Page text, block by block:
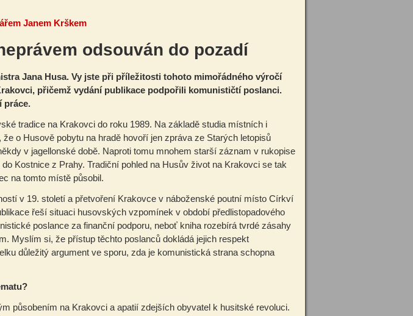
Janem Krškem
odsouván do pozadí
Jana Husa. Vy jste při příležitosti tohoto mimořádného výročí
přičemž vydání publikace podpořili komunističtí poslanci.
práce.
tradice na Krakovci do roku 1989. Na základě studia místních i
o Husově pobytu na hradě hovoří jen zpráva ze Starých letopisů
v jagellonské době. Naproti tomu mnohem starší záznam v rukopise
Kostnice z Prahy. Tradiční pohled na Husův život na Krakovci se tak
na tomto místě působil.
v 19. století a přetvoření Krakovce v náboženské poutní místo Církví
řeší situaci husovských vzpomínek v období předlistopadového
poslance za finanční podporu, neboť kniha rozebírá tvrdé zásahy
Myslím si, že přístup těchto poslanců dokládá jejich respekt
důležitý argument ve sporu, zda je komunistická strana schopna
působením na Krakovci a apatií zdejších obyvatel k husitské revoluci.